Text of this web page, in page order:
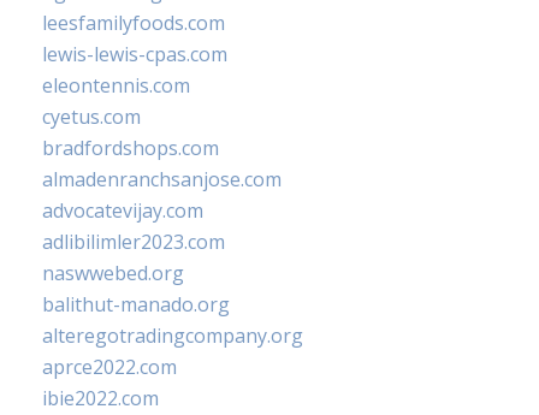
leesfamilyfoods.com
lewis-lewis-cpas.com
eleontennis.com
cyetus.com
bradfordshops.com
almadenranchsanjose.com
advocatevijay.com
adlibilimler2023.com
naswwebed.org
balithut-manado.org
alteregotradingcompany.org
aprce2022.com
ibie2022.com